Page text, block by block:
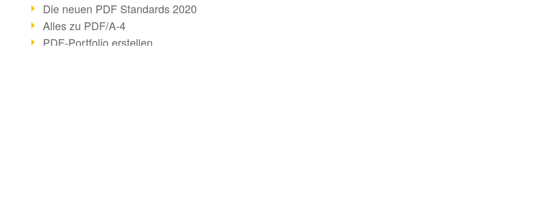
Die neuen PDF Standards 2020
Alles zu PDF/A-4
PDF-Portfolio erstellen